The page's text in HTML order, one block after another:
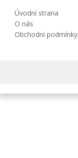
Úvodní strana
O nás
Obchodní podmínky